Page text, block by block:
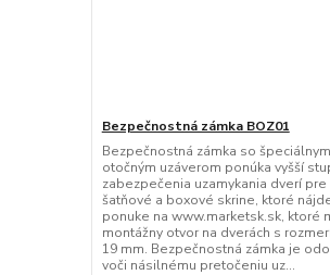
Bezpečnostná zámka BOZ01
Bezpečnostná zámka so špeciálnym
otočným uzáverom ponúka vyšší
zabezpečenia uzamykania dverí pre
šatňové a boxové skrine, ktoré
ponuke na www.marketsk.sk, ktoré
montážny otvor na dverách s
19 mm. Bezpečnostná zámka je
voči násilnému pretočeniu uz...